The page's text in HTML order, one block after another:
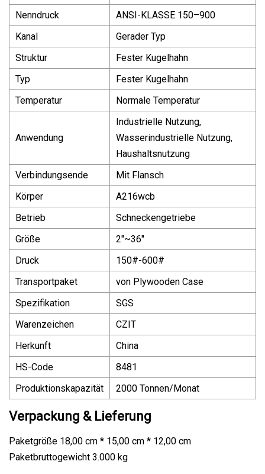
Nenndruck
ANSI-KLASSE 150–900
Kanal
Gerader Typ
Struktur
Fester Kugelhahn
Typ
Fester Kugelhahn
Temperatur
Normale Temperatur
Anwendung
Industrielle Nutzung,
Wasserindustrielle Nutzung,
Haushaltsnutzung
Verbindungsende
Mit Flansch
Körper
A216wcb
Betrieb
Schneckengetriebe
Größe
2"~36"
Druck
150#-600#
Transportpaket
von Plywooden Case
Spezifikation
SGS
Warenzeichen
CZIT
Herkunft
China
HS-Code
8481
Produktionskapazität
2000 Tonnen/Monat
Verpackung & Lieferung
Paketgröße 18,00 cm * 15,00 cm * 12,00 cm
Paketbruttogewicht 3.000 kg